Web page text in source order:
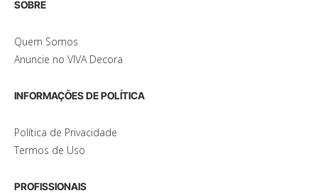
SOBRE
Quem Somos
Anuncie no VIVA Decora
INFORMAÇÕES DE POLÍTICA
Política de Privacidade
Termos de Uso
PROFISSIONAIS